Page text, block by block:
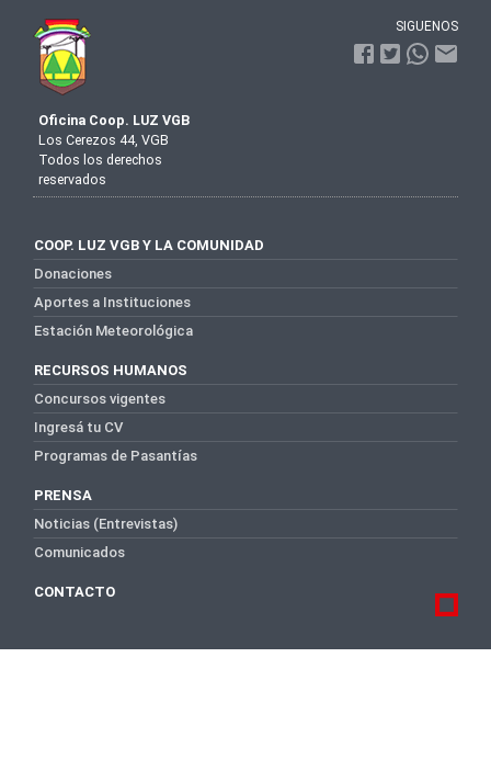
Oficina Coop. LUZ VGB
Los Cerezos 44, VGB
Todos los derechos
reservados
SIGUENOS
COOP. LUZ VGB Y LA COMUNIDAD
Donaciones
Aportes a Instituciones
Estación Meteorológica
RECURSOS HUMANOS
Concursos vigentes
Ingresá tu CV
Programas de Pasantías
PRENSA
Noticias (Entrevistas)
Comunicados
CONTACTO